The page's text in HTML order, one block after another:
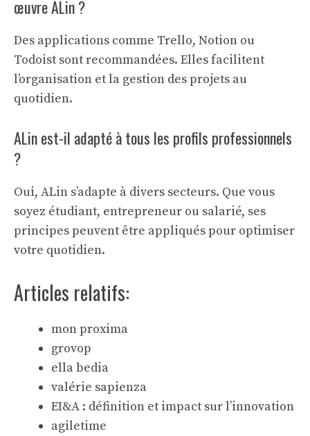
œuvre ALin ?
Des applications comme Trello, Notion ou
Todoist sont recommandées. Elles facilitent
l’organisation et la gestion des projets au
quotidien.
ALin est-il adapté à tous les profils professionnels
?
Oui, ALin s’adapte à divers secteurs. Que vous
soyez étudiant, entrepreneur ou salarié, ses
principes peuvent être appliqués pour optimiser
votre quotidien.
Articles relatifs:
mon proxima
grovop
ella bedia
valérie sapienza
EI&A : définition et impact sur l’innovation
agiletime